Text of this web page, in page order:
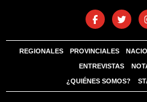
REGIONALES PROVINCIALES
ENTREVISTAS
¿QUIÉNES SOMOS?